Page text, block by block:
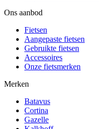
Ons aanbod
Fietsen
Aangepaste fietsen
Gebruikte fietsen
Accessoires
Onze fietsmerken
Merken
Batavus
Cortina
Gazelle